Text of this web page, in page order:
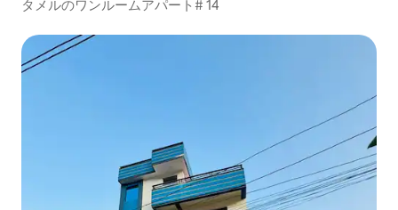
タメルのワンルームアパート# 14